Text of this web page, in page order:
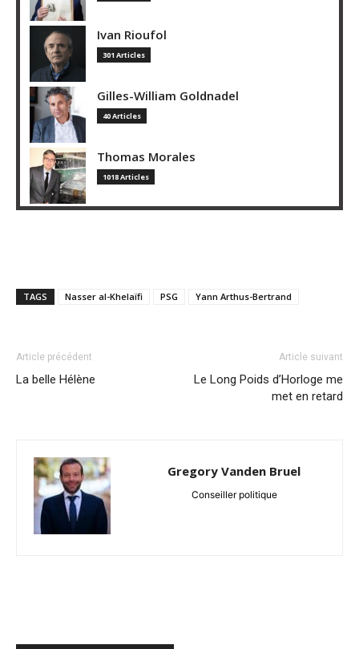
Ivan Rioufol
301 Articles
Gilles-William Goldnadel
40 Articles
Thomas Morales
1018 Articles
TAGS Nasser al-Khelaïfi PSG Yann Arthus-Bertrand
Article précédent
La belle Hélène
Article suivant
Le Long Poids d’Horloge me
met en retard
Gregory Vanden Bruel
Conseiller politique